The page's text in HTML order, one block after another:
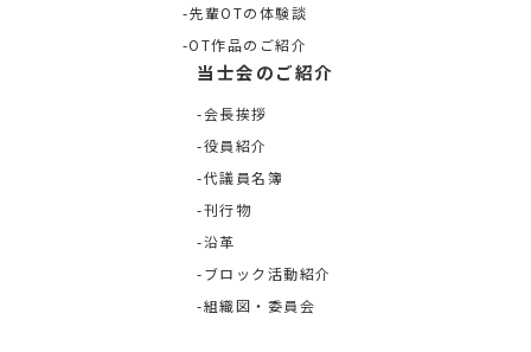
先輩OTの体験談
OT作品のご紹介
当士会のご紹介
会長挨拶
役員紹介
代議員名簿
刊行物
沿革
ブロック活動紹介
組織図・委員会